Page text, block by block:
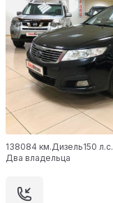
138084 км.Дизель150 л.с.
Два владельца